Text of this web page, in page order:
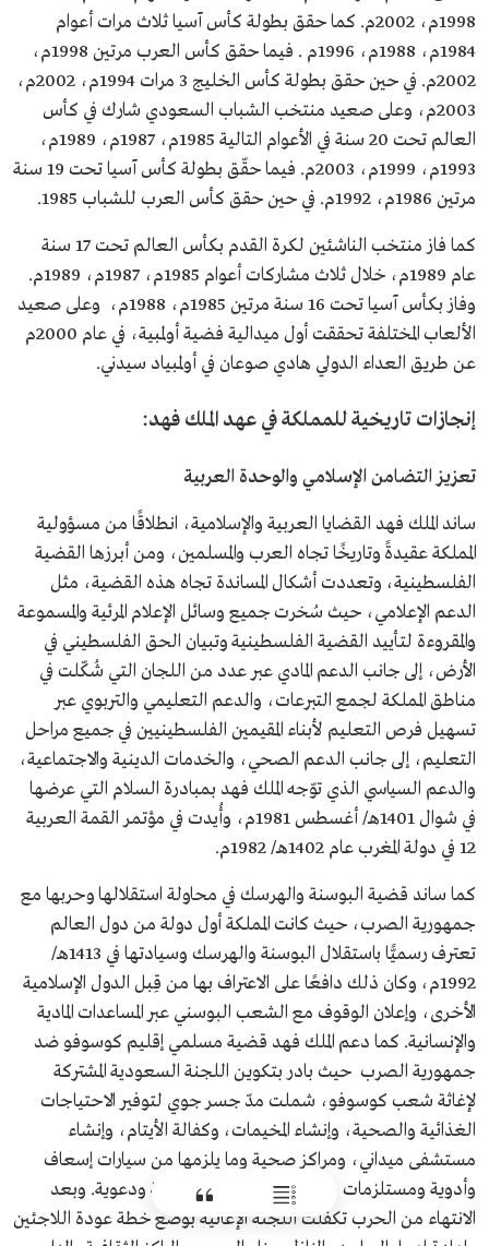
1998م، 2002م. كما حقق بطولة كأس آسيا ثلاث مرات أعوام
1984م، 1988م، 1996م . فيما حقق كأس العرب مرتين 1998م،
2002م. في حين حقق بطولة كأس الخليج 3 مرات 1994م، 2002م،
2003م، وعلى صعيد منتخب الشباب السعودي شارك في كأس
العالم تحت 20 سنة في الأعوام التالية 1985م، 1987م، 1989م،
1993م، 1999م، 2003م. فيما حقّق بطولة كأس آسيا تحت 19 سنة
مرتين 1986م، 1992م. في حين حقق كأس العرب للشباب 1985.
كما فاز منتخب الناشئين لكرة القدم بكأس العالم تحت 17 سنة
عام 1989م، خلال ثلاث مشاركات أعوام 1985م، 1987م، 1989م.
وفاز بكأس آسيا تحت 16 سنة مرتين 1985م، 1988م، وعلى صعيد
الألعاب المختلفة تحققت أول ميدالية فضية أولمبية، في عام 2000م
عن طريق العداء الدولي هادي صوعان في أولمبياد سيدني.
إنجازات تاريخية للمملكة في عهد الملك فهد:
تعزيز التضامن الإسلامي والوحدة العربية
ساند الملك فهد القضايا العربية والإسلامية، انطلاقًا من مسؤولية
المملكة عقيدةً وتاريخًا تجاه العرب والمسلمين، ومن أبرزها القضية
الفلسطينية، وتعددت أشكال المساندة تجاه هذه القضية، مثل
الدعم الإعلامي، حيث سُخرت جميع وسائل الإعلام المرئية والمسموعة
والمقروءة لتأييد القضية الفلسطينية وتبيان الحق الفلسطيني في
الأرض، إلى جانب الدعم المادي عبر عدد من اللجان التي شُكّلت في
مناطق المملكة لجمع التبرعات، والدعم التعليمي والتربوي عبر
تسهيل فرص التعليم لأبناء المقيمين الفلسطينيين في جميع مراحل
التعليم، إلى جانب الدعم الصحي، والخدمات الدينية والاجتماعية،
والدعم السياسي الذي توّجه الملك فهد بمبادرة السلام التي عرضها
في شوال 1401هـ/ أغسطس 1981م، وأُيدت في مؤتمر القمة العربية
12 في دولة المغرب عام 1402هـ/ 1982م.
كما ساند قضية البوسنة والهرسك في محاولة استقلالها وحربها مع
جمهورية الصرب، حيث كانت المملكة أول دولة من دول العالم
تعترف رسميًّا باستقلال البوسنة والهرسك وسيادتها في 1413هـ/
1992م، وكان ذلك دافعًا على الاعتراف بها من قِبل الدول الإسلامية
الأخرى، وإعلان الوقوف مع الشعب البوسني عبر المساعدات المادية
والإنسانية. كما دعم الملك فهد قضية مسلمي إقليم كوسوفو ضد
جمهورية الصرب حيث بادر بتكوين اللجنة السعودية المشتركة
لإغاثة شعب كوسوفو، شملت مدّ جسر جوي لتوفير الاحتياجات
الغذائية والصحية، وإنشاء المخيمات، وكفالة الأيتام، وإنشاء
مستشفى ميداني، ومراكز صحية وما يلزمها من سيارات إسعاف
وأدوية ومستلزمات طبية، وتبني برامج تعليمية ودعوية. وبعد
الانتهاء من الحرب تكفّلت اللجنة الإغاثية بوضع خطة عودة اللاجئين